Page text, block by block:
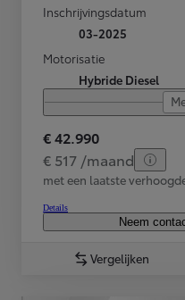
Inschrijvingsdatum
03-2025
Motorisatie
Hybride Diesel
€ 42.990
€ 517 /maand
met een laatste
Details
Neem
Vergelijken